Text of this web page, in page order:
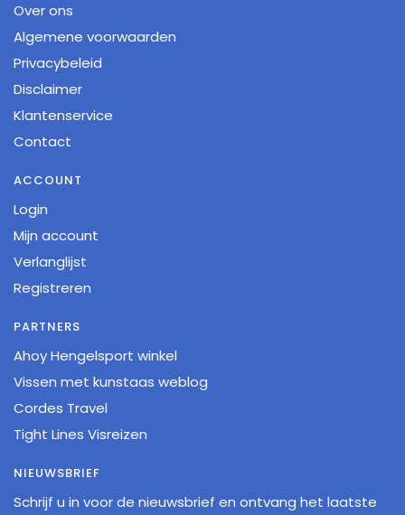
Over ons
Algemene voorwaarden
Privacybeleid
Disclaimer
Klantenservice
Contact
ACCOUNT
Login
Mijn account
Verlanglijst
Registreren
PARTNERS
Ahoy Hengelsport winkel
Vissen met kunstaas weblog
Cordes Travel
Tight Lines Visreizen
NIEUWSBRIEF
Schrijf u in voor de nieuwsbrief en ontvang het laatste